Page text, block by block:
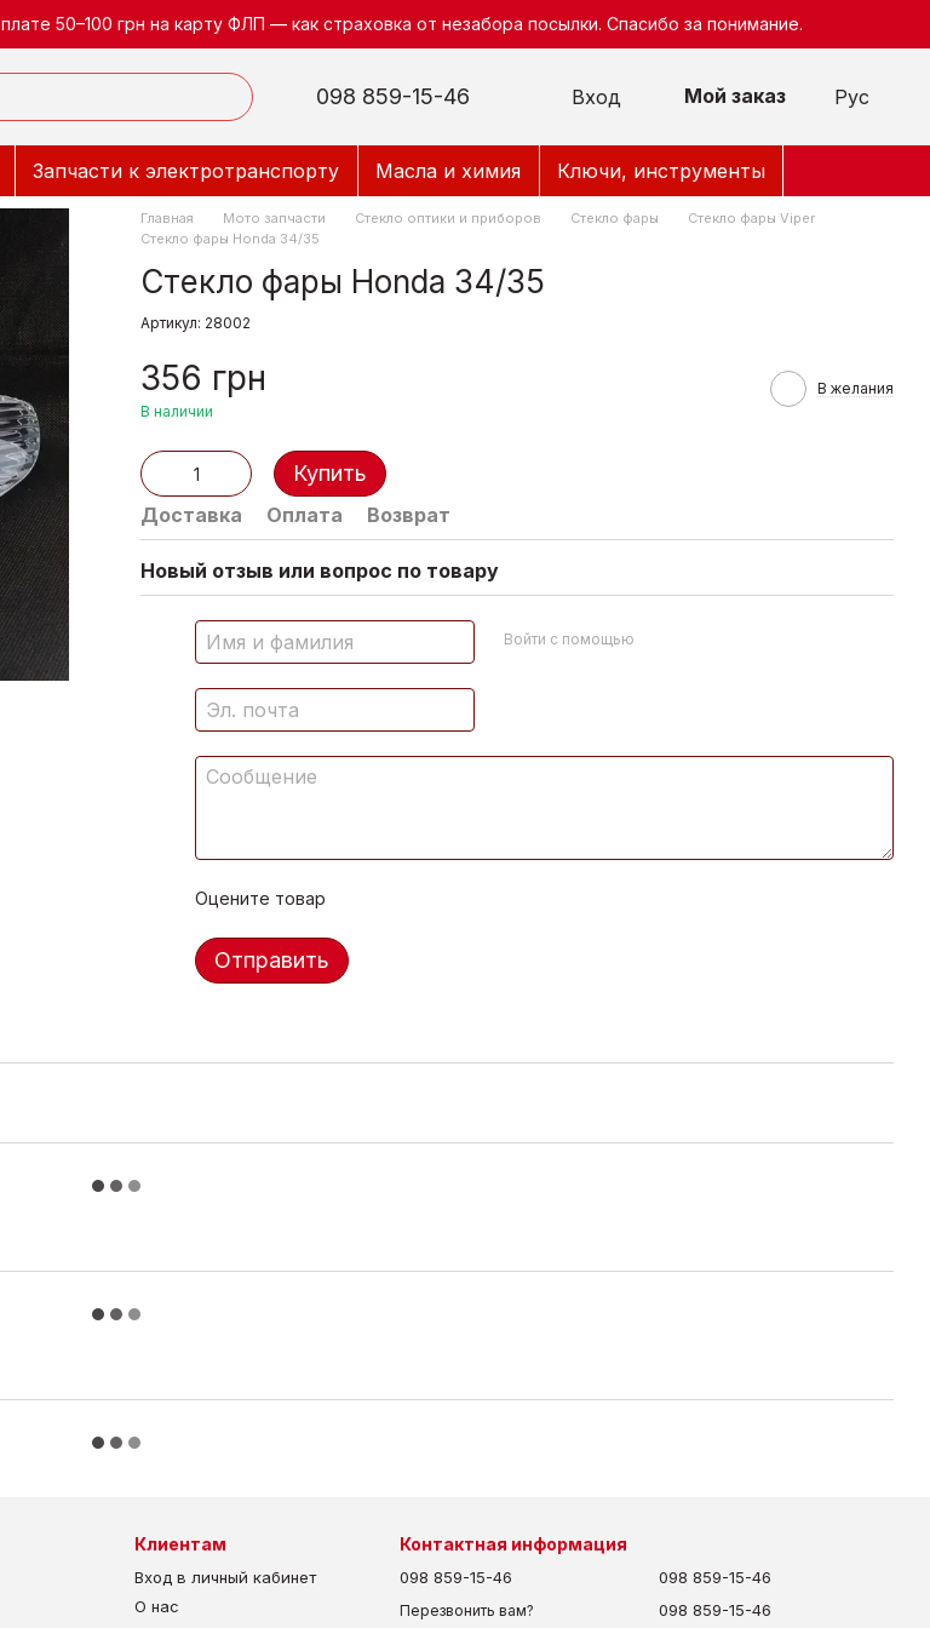
50–100 грн на карту ФЛП — как страховка от незабора посылки. Спасибо за понимание.
098 859-15-46 Вход Мой заказ Рус
Запчасти к электротранспорту Масла и химия Ключи, инструменты
Главная Мото запчасти Стекло оптики и приборов Стекло фары
Стекло фары Viper
Стекло фары Honda 34/35
Стекло фары Honda 34/35
Артикул: 28002
356 грн
В наличии
В желания
Купить
Доставка Оплата Возврат
Новый отзыв или вопрос по товару
Войти с помощью
Оцените товар
Отправить
Клиентам
Вход в личный кабинет
О нас
Контактная информация
098 859-15-46
Перезвонить вам?
098 859-15-46
098 859-15-46